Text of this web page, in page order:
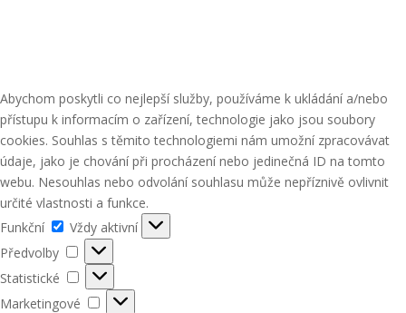
Abychom poskytli co nejlepší služby, používáme k ukládání a/nebo
přístupu k informacím o zařízení, technologie jako jsou soubory
cookies. Souhlas s těmito technologiemi nám umožní zpracovávat
údaje, jako je chování při procházení nebo jedinečná ID na tomto
webu. Nesouhlas nebo odvolání souhlasu může nepříznivě ovlivnit
určité vlastnosti a funkce.
Funkční
Funkční
Vždy aktivní
Předvolby
Předvolby
Statistické
Statistické
Marketingové
Marketingové